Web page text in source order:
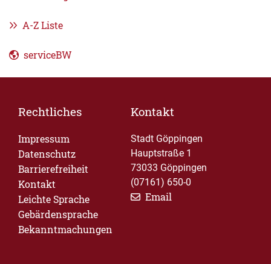
A-Z Liste
serviceBW
Rechtliches
Impressum
Datenschutz
Barrierefreiheit
Kontakt
Leichte Sprache
Gebärdensprache
Bekanntmachungen
Kontakt
Stadt Göppingen
Hauptstraße 1
73033 Göppingen
(07161) 650-0
Email